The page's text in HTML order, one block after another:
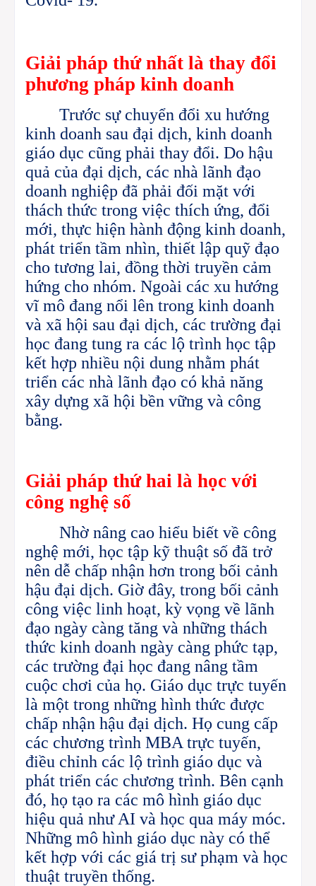
Giải pháp thứ nhất là thay đổi
phương pháp kinh doanh
Trước sự chuyển đổi xu hướng
kinh doanh sau đại dịch, kinh doanh
giáo dục cũng phải thay đổi. Do hậu
quả của đại dịch, các nhà lãnh đạo
doanh nghiệp đã phải đối mặt với
thách thức trong việc thích ứng, đổi
mới, thực hiện hành động kinh doanh,
phát triển tầm nhìn, thiết lập quỹ đạo
cho tương lai, đồng thời truyền cảm
hứng cho nhóm. Ngoài các xu hướng
vĩ mô đang nổi lên trong kinh doanh
và xã hội sau đại dịch, các trường đại
học đang tung ra các lộ trình học tập
kết hợp nhiều nội dung nhằm phát
triển các nhà lãnh đạo có khả năng
xây dựng xã hội bền vững và công
bằng.
Giải pháp thứ hai là học với
công nghệ số
Nhờ nâng cao hiểu biết về công
nghệ mới, học tập kỹ thuật số đã trở
nên dễ chấp nhận hơn trong bối cảnh
hậu đại dịch. Giờ đây, trong bối cảnh
công việc linh hoạt, kỳ vọng về lãnh
đạo ngày càng tăng và những thách
thức kinh doanh ngày càng phức tạp,
các trường đại học đang nâng tầm
cuộc chơi của họ. Giáo dục trực tuyến
là một trong những hình thức được
chấp nhận hậu đại dịch. Họ cung cấp
các chương trình MBA trực tuyến,
điều chỉnh các lộ trình giáo dục và
phát triển các chương trình. Bên cạnh
đó, họ tạo ra các mô hình giáo dục
hiệu quả như AI và học qua máy móc.
Những mô hình giáo dục này có thể
kết hợp với các giá trị sư phạm và học
thuật truyền thống.